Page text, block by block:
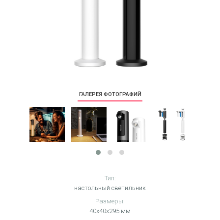
ГАЛЕРЕЯ ФОТОГРАФИЙ
Тип:
настольный светильник
Размеры:
40х40х295 мм